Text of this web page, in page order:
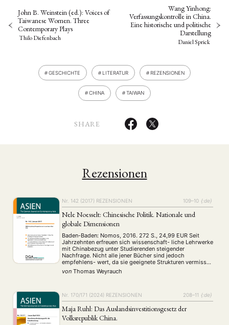
John B. Weinstein (ed.): Voices of
Taiwanese Women. Three
Contemporary Plays
Thilo Diefenbach
Wang Yinhong:
Verfassungskontrolle in China.
Eine historische und politische
Darstellung
Daniel Sprick
GESCHICHTE LITERATUR REZENSIONEN
CHINA TAIWAN
SHARE
Rezensionen
Nr. 142 (2017) REZENSIONEN 109–10 {:de}
Nele Noesselt: Chinesische Politik. Nationale und
globale Dimensionen
Baden-Baden: Nomos, 2016. 272 S., 24,99 EUR Seit
Jahrzehnten erfreuen sich wissenschaft- liche Lehrwerke
mit Chinabezug unter Studierenden steigender
Nachfrage. Nicht alle jener Bücher sind jedoch
empfehlens- wert, da sie geeignete Strukturen vermissen
lassen, ihre Aktualität eingebüßt haben und für diese
Klientel didaktisch nicht günstig aufbereitet wurden. Ein
von Thomas Weyrauch
Nr. 170/171 (2024) REZENSIONEN 208–11 {:de}
Maja Ruhl: Das Auslandsinvestitionsgesetz der
Volksrepublik China.